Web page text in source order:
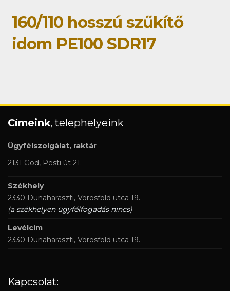
160/110 hosszú szűkítő
idom PE100 SDR17
Címeink, telephelyeink
Ügyfélszolgálat, raktár
2131 Göd, Pesti út 21.
Székhely
2330 Dunaharaszti, Vörösföld utca 19.
(a székhelyen ügyfélfogadás nincs)
Levélcím
2330 Dunaharaszti, Vörösföld utca 19.
Kapcsolat: